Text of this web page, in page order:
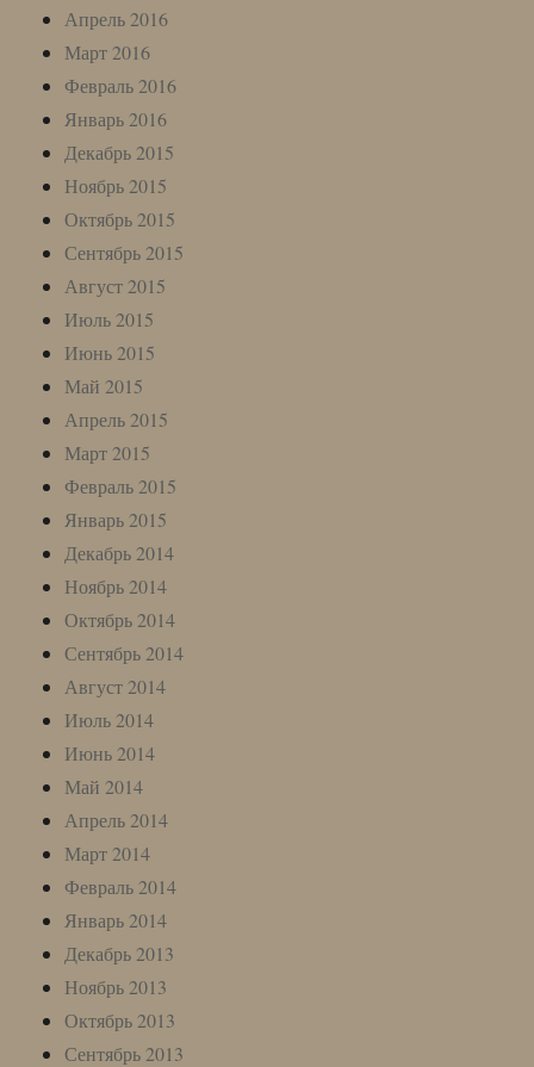
Апрель 2016
Март 2016
Февраль 2016
Январь 2016
Декабрь 2015
Ноябрь 2015
Октябрь 2015
Сентябрь 2015
Август 2015
Июль 2015
Июнь 2015
Май 2015
Апрель 2015
Март 2015
Февраль 2015
Январь 2015
Декабрь 2014
Ноябрь 2014
Октябрь 2014
Сентябрь 2014
Август 2014
Июль 2014
Июнь 2014
Май 2014
Апрель 2014
Март 2014
Февраль 2014
Январь 2014
Декабрь 2013
Ноябрь 2013
Октябрь 2013
Сентябрь 2013